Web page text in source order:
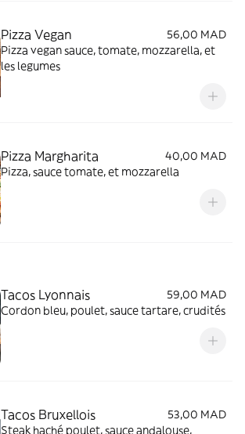
Pizza Vegan
56,00 MAD
Pizza vegan sauce, tomate, mozzarella, et
les legumes
Pizza Margharita
40,00 MAD
Pizza, sauce tomate, et mozzarella
Tacos Lyonnais
59,00 MAD
Cordon bleu, poulet, sauce tartare, crudités
Tacos Bruxellois
53,00 MAD
Steak haché poulet, sauce andalouse,